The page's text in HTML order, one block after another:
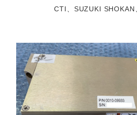
CTI、SUZUKI SHOKAN